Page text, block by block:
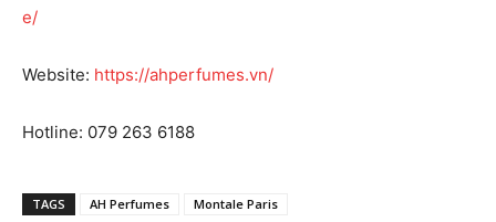
e/
Website: https://ahperfumes.vn/
Hotline: 079 263 6188
TAGS AH Perfumes Montale Paris